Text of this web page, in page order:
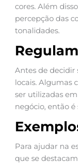
cores. Além
percepção das
tonalidades.
Antes de decidir
locais. Algumas
ser utilizadas
negócio, então
Para ajudar na
que se